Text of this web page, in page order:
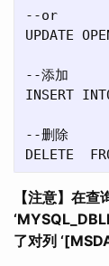
--or
UPDATE
--添加
INSERT
--删除
【注意】在
了对列